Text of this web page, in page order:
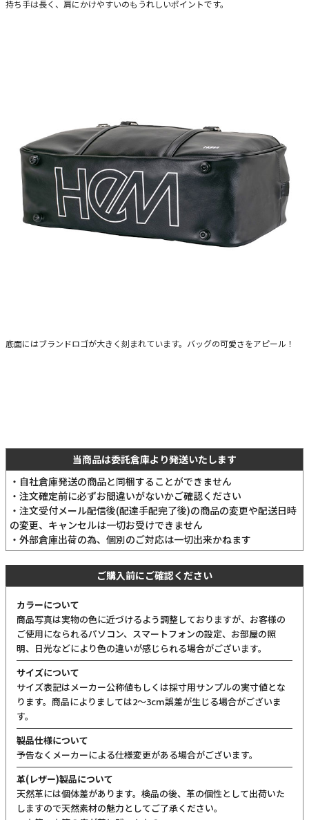
持ち手は長く、肩にかけやすいのもうれしいポイントです。
底面にはブランドロゴが大きく刻まれています。バッグの可愛さをアピール！
当商品は委託倉庫より発送いたします
・自社倉庫発送の商品と同梱することができません
・注文確定前に必ずお間違いがないかご確認ください
・注文受付メール配信後(配達手配完了後)の商品の変更や配送日時
の変更、キャンセルは一切お受けできません
・外部倉庫出荷の為、個別のご対応は一切出来かねます
ご購入前にご確認ください
カラーについて
商品写真は実物の色に近づけるよう調整しておりますが、お客様の
ご使用になられるパソコン、スマートフォンの設定、お部屋の照
明、日光などにより色の違いが感じられる場合がございます。
サイズについて
サイズ表記はメーカー公称値もしくは採寸用サンプルの実寸値とな
ります。商品によりましては2〜3cm誤差が生じる場合がございま
す。
製品仕様について
予告なくメーカーによる仕様変更がある場合がございます。
革(レザー)製品について
天然革には個体差があります。検品の後、革の個性として出荷いた
しますので天然素材の魅力としてご了承ください。